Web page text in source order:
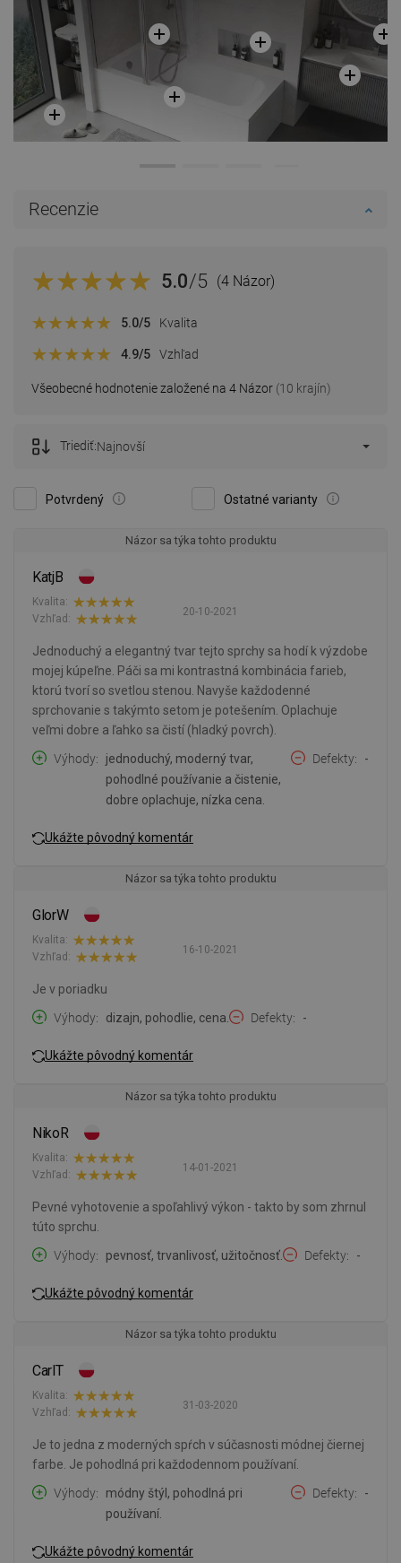
Recenzie
5.0/5 (4 Názor)
Všeobecné hodnotenie založené na 4 Názor (10 krajín)
5.0/5 Kvalita
4.9/5 Vzhľad
Potvrdený Ostatné varianty
Triediť:Najnovší
Názor sa týka tohto produktu
KatjB
20-10-2021
Kvalita:
Vzhľad:
Jednoduchý a elegantný tvar tejto sprchy sa hodí k výzdobe
mojej kúpeľne. Páči sa mi kontrastná kombinácia farieb,
ktorú tvorí so svetlou stenou. Navyše každodenné
sprchovanie s takýmto setom je potešením. Oplachuje
veľmi dobre a ľahko sa čistí (hladký povrch).
Výhody
jednoduchý, moderný tvar,
pohodlné používanie a čistenie,
dobre oplachuje, nízka cena.
Defekty -
Ukážte pôvodný komentár
Názor sa týka tohto produktu
GlorW
16-10-2021
Kvalita:
Vzhľad:
Je v poriadku
Výhody
dizajn, pohodlie, cena. Defekty -
Ukážte pôvodný komentár
Názor sa týka tohto produktu
NikoR
14-01-2021
Kvalita:
Vzhľad:
Pevné vyhotovenie a spoľahlivý výkon - takto by som zhrnul
túto sprchu.
Výhody
pevnosť, trvanlivosť, užitočnosť. Defekty -
Ukážte pôvodný komentár
Názor sa týka tohto produktu
CarlT
31-03-2020
Kvalita:
Vzhľad:
Je to jedna z moderných spŕch v súčasnosti módnej čiernej
farbe. Je pohodlná pri každodennom používaní.
Výhody
módny štýl, pohodlná pri
používaní.
Defekty -
Ukážte pôvodný komentár